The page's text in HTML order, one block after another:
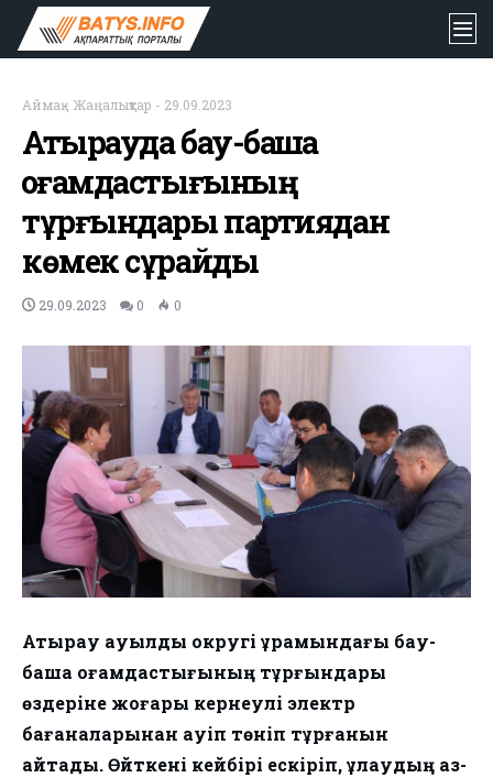
Аймақ- Жаңалықтар - 29.09.2023
Атырауда бау-бақша
қоғамдастығының
тұрғындары партиядан
көмек сұрайды
29.09.2023 0 0
Атырау ауылдық округі құрамындағы бау-
бақша қоғамдастығының тұрғындары
өздеріне жоғары кернеулі электр
бағаналарынан қауіп төніп тұрғанын
айтады. Өйткені кейбірі ескіріп, құлаудың аз-